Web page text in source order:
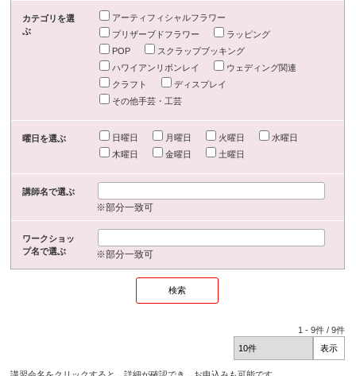
カテゴリを選
ぶ
アーティフィシャルフラワー
プリザーブドフラワー
ラッピング
POP
スクラップブッキング
ハワイアンリボンレイ
ウェディング関連
クラフト
ディスプレイ
その他手芸・工芸
曜日を選ぶ 日曜日 月曜日 火曜日
水曜日
木曜日
金曜日 土曜日
講師名で選ぶ
※部分一致可
ワークショッ
プ名で選ぶ
※部分一致可
1 -9件 /9件